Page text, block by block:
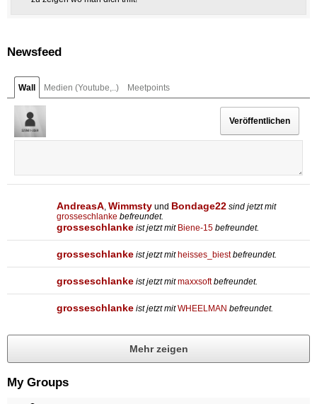
Newsfeed
Wall Medien (Youtube,..) Meetpoints
AndreasA, Wimmsty und Bondage22 sind jetzt mit
grosseschlanke befreundet.
grosseschlanke ist jetzt mit Biene-15 befreundet.
grosseschlanke ist jetzt mit heisses_biestbefreundet.
grosseschlanke ist jetzt mitmaxxsoftbefreundet.
grosseschlanke ist jetzt mitWHEELMAN befreundet.
Mehr zeigen
My Groups